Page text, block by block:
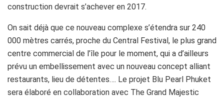
construction devrait s’achever en 2017.
On sait déjà que ce nouveau complexe s’étendra sur 240
000 mètres carrés, proche du Central Festival, le plus grand
centre commercial de l’île pour le moment, qui a d’ailleurs
prévu un embellissement avec un nouveau concept alliant
restaurants, lieu de détentes…. Le projet Blu Pearl Phuket
sera élaboré en collaboration avec The Grand Majestic